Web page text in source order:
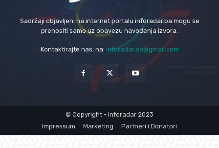
Sadržaji objavljeni na internet portalu inforadar.ba mogu se
prenositi samo uz obavezu navođenja izvora.
Kontaktirajte nas: na: inforadar.ba@gmail.com
© Copyright - Inforadar 2023
Impressum
Marketing Partneri i Donatori